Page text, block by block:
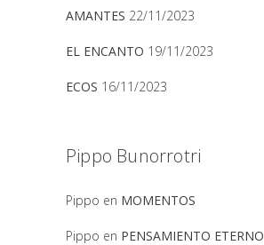
AMANTES 22/11/2023
EL ENCANTO 19/11/2023
ECOS 16/11/2023
Pippo Bunorrotri
Pippo en MOMENTOS
Pippo en PENSAMIENTO ETERNO